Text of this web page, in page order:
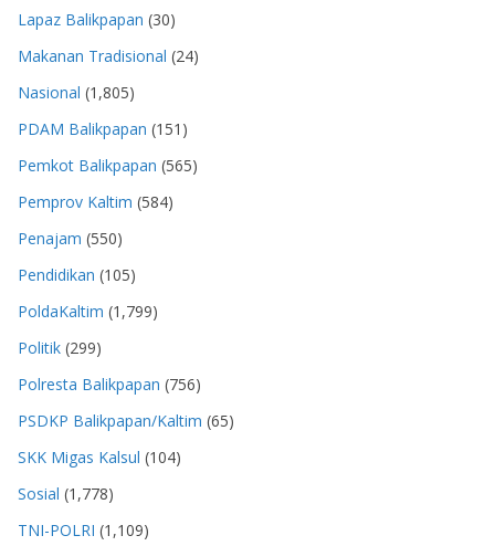
Lapaz Balikpapan (30)
Makanan Tradisional (24)
Nasional (1,805)
PDAM Balikpapan (151)
Pemkot Balikpapan (565)
Pemprov Kaltim (584)
Penajam (550)
Pendidikan (105)
PoldaKaltim (1,799)
Politik (299)
Polresta Balikpapan (756)
PSDKP Balikpapan/Kaltim (65)
SKK Migas Kalsul (104)
Sosial (1,778)
TNI-POLRI (1,109)